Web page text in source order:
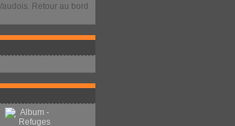
Retour au bord